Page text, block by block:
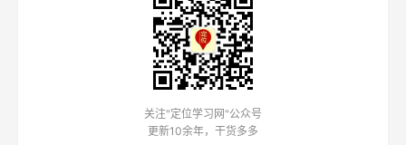
关注"定位学习网"公众号
更新10余年，干货多多